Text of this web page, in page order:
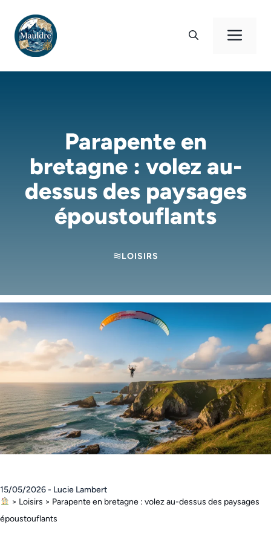
contenu
Parapente en
bretagne : volez au-
dessus des paysages
époustouflants
LOISIRS
15/05/2026 - Lucie Lambert
> Loisirs > Parapente en bretagne : volez au-dessus des paysages
époustouflants